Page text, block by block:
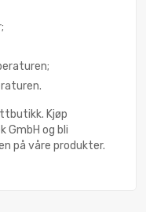
Kjøp
GmbH og bli
på våre produkter.